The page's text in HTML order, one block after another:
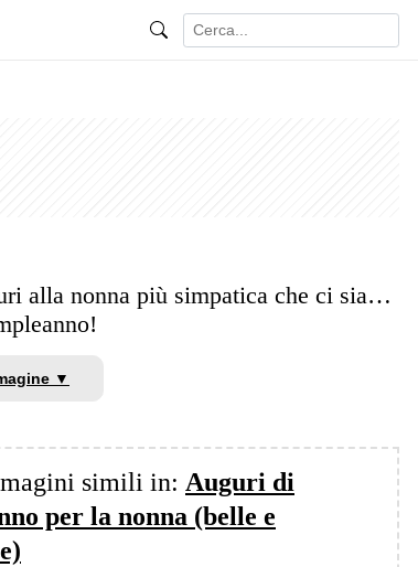
alla nonna più simpatica che ci sia…
▼
simili in: Auguri di
per la nonna (belle e